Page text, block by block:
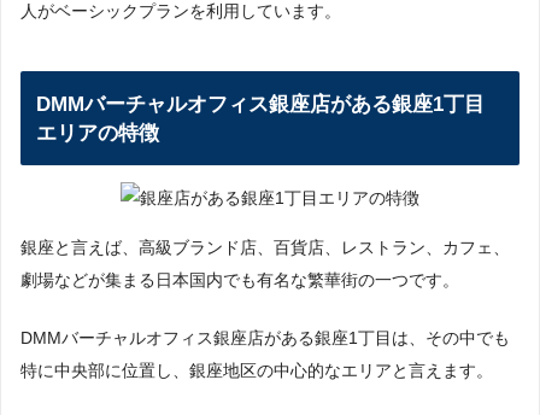
人がベーシックプランを利用しています。
DMMバーチャルオフィス銀座店がある銀座1丁目
エリアの特徴
銀座と言えば、高級ブランド店、百貨店、レストラン、カフェ、
劇場などが集まる日本国内でも有名な繁華街の一つです。
DMMバーチャルオフィス銀座店がある銀座1丁目は、その中でも
特に中央部に位置し、銀座地区の中心的なエリアと言えます。